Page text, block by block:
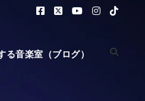
る音楽室（ブログ）